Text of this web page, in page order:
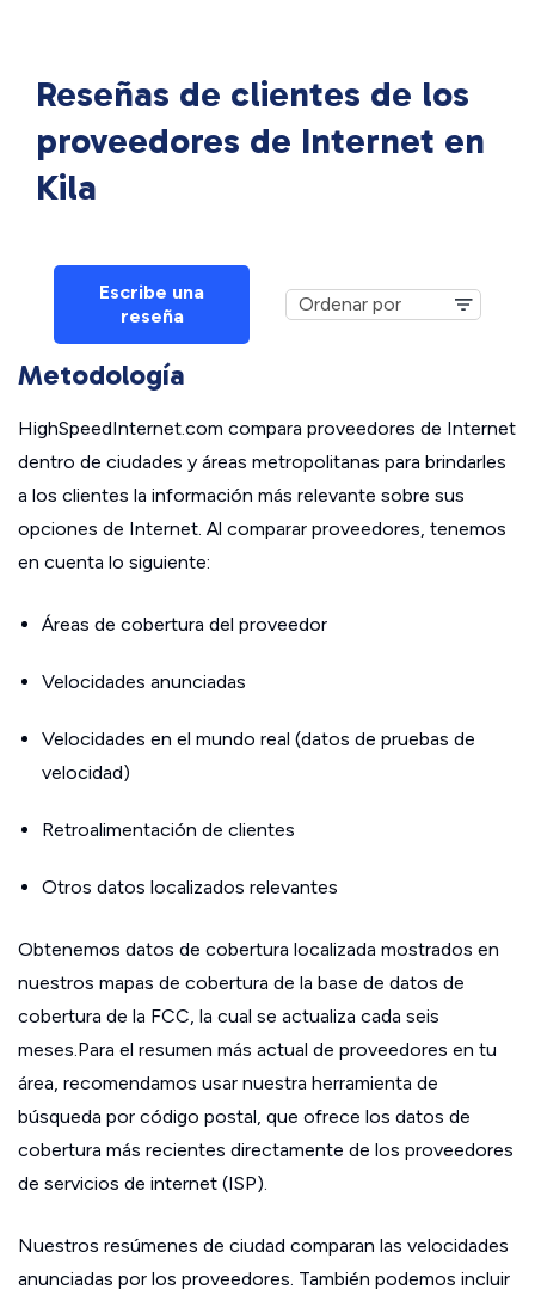
Reseñas de clientes de los
proveedores de Internet en
Kila
Escribe una
reseña
Metodología
HighSpeedInternet.com compara proveedores de Internet
dentro de ciudades y áreas metropolitanas para brindarles
a los clientes la información más relevante sobre sus
opciones de Internet. Al comparar proveedores, tenemos
en cuenta lo siguiente:
Áreas de cobertura del proveedor
Velocidades anunciadas
Velocidades en el mundo real (datos de pruebas de
velocidad)
Retroalimentación de clientes
Otros datos localizados relevantes
Obtenemos datos de cobertura localizada mostrados en
nuestros mapas de cobertura de la base de datos de
cobertura de la FCC, la cual se actualiza cada seis
meses.Para el resumen más actual de proveedores en tu
área, recomendamos usar nuestra herramienta de
búsqueda por código postal, que ofrece los datos de
cobertura más recientes directamente de los proveedores
de servicios de internet (ISP).
Nuestros resúmenes de ciudad comparan las velocidades
anunciadas por los proveedores. También podemos incluir